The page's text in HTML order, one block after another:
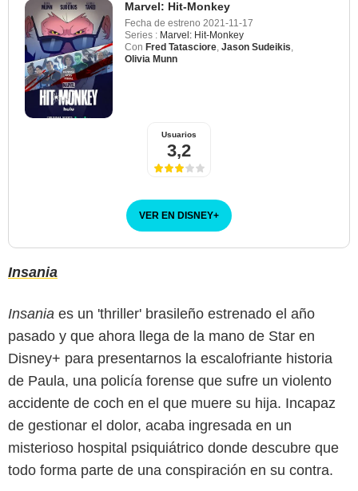
Marvel: Hit-Monkey
Fecha de estreno 2021-11-17
Series : Marvel: Hit-Monkey
Con Fred Tatasciore Jason Sudeikis
Olivia Munn
Usuarios
3,2
VER EN DISNEY+
Insania
Insania es un 'thriller' brasileño estrenado el año
pasado y que ahora llega de la mano de Star en
Disney+ para presentarnos la escalofriante historia
de Paula, una policía forense que sufre un violento
accidente de coch en el que muere su hija. Incapaz
de gestionar el dolor, acaba ingresada en un
misterioso hospital psiquiátrico donde descubre que
todo forma parte de una conspiración en su contra.